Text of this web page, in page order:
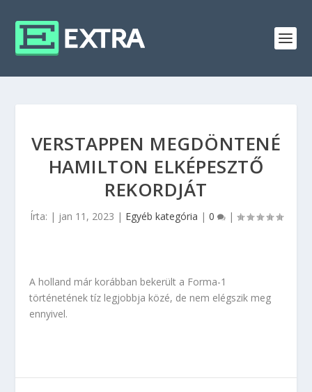
VERSTAPPEN MEGDÖNTENÉ
HAMILTON ELKÉPESZTŐ
REKORDJÁT
Írta: | jan 11, 2023 | Egyéb kategória | 0 |
A holland már korábban bekerült a Forma-1
történetének tíz legjobbja közé, de nem elégszik meg
ennyivel.